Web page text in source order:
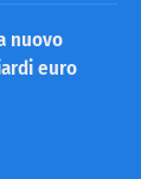
nuovo
euro